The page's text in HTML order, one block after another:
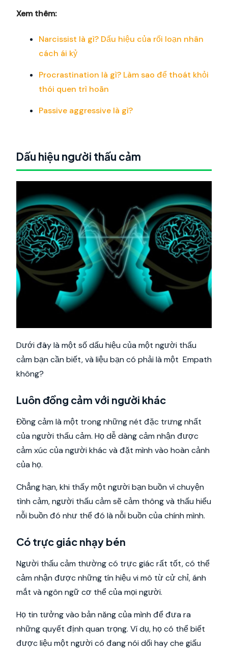
Xem thêm:
Narcissist là gì? Dấu hiệu của rối loạn nhân
cách ái kỷ
Procrastination là gì? Làm sao để thoát khỏi
thói quen trì hoãn
Passive aggressive là gì?
Dấu hiệu người thấu cảm
Dưới đây là một số dấu hiệu của một người thấu
cảm bạn cần biết, và liệu bạn có phải là một Empath
không?
Luôn đồng cảm với người khác
Đồng cảm là một trong những nét đặc trưng nhất
của người thấu cảm. Họ dễ dàng cảm nhận được
cảm xúc của người khác và đặt mình vào hoàn cảnh
của họ.
Chẳng hạn, khi thấy một người bạn buồn vì chuyện
tình cảm, người thấu cảm sẽ cảm thông và thấu hiểu
nỗi buồn đó như thể đó là nỗi buồn của chính mình.
Có trực giác nhạy bén
Người thấu cảm thường có trực giác rất tốt, có thể
cảm nhận được những tín hiệu vi mô từ cử chỉ, ánh
mắt và ngôn ngữ cơ thể của mọi người.
Họ tin tưởng vào bản năng của mình để đưa ra
những quyết định quan trọng. Ví dụ, họ có thể biết
được liệu một người có đang nói dối hay che giấu